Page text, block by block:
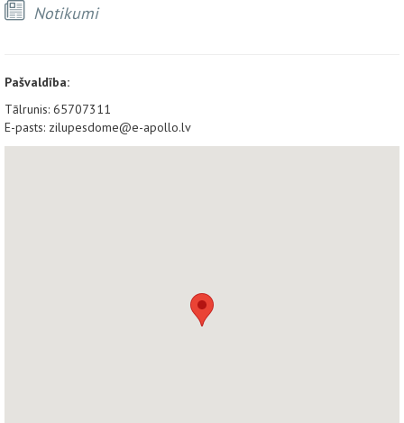
Notikumi
Pašvaldība:
Tālrunis: 65707311
E-pasts: zilupesdome@e-apollo.lv